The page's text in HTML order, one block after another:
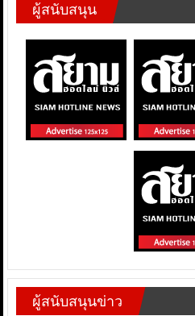
ผู้สนับสนุน
ผู้สนับสนุนข่าว